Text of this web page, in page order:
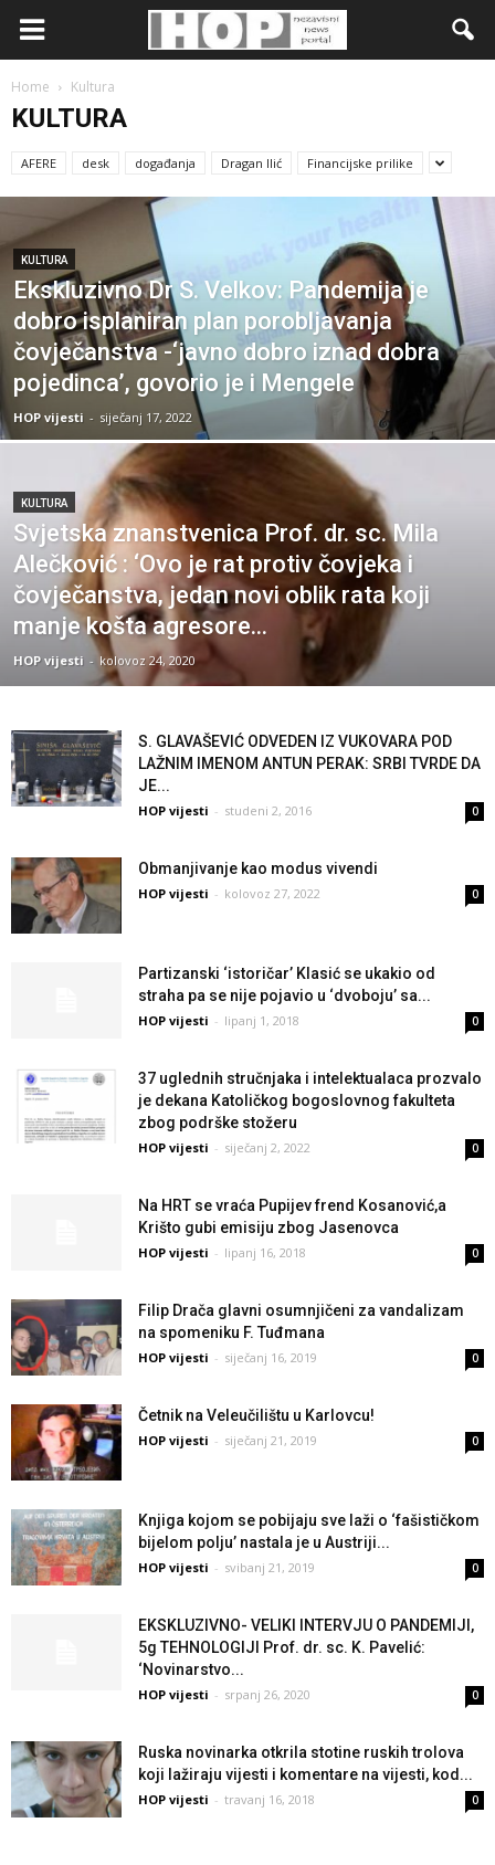
Home Kultura
KULTURA
AFERE desk događanja Dragan Ilić Financijske prilike
KULTURA
Ekskluzivno Dr S. Velkov: Pandemija je
dobro isplaniran plan porobljavanja
čovječanstva -‘javno dobro iznad dobra
pojedinca’, govorio je i Mengele
HOP vijesti - siječanj 17, 2022
KULTURA
Svjetska znanstvenica Prof. dr. sc. Mila
Alečković : ‘Ovo je rat protiv čovjeka i
čovječanstva, jedan novi oblik rata koji
manje košta agresore...
HOP vijesti - kolovoz 24, 2020
S. GLAVAŠEVIĆ ODVEDEN IZ VUKOVARA POD
LAŽNIM IMENOM ANTUN PERAK: SRBI TVRDE DA
JE...
HOP vijesti - studeni 2, 2016 0
Obmanjivanje kao modus vivendi
HOP vijesti - kolovoz 27, 2022 0
Partizanski ‘istoričar’ Klasić se ukakio od
straha pa se nije pojavio u ‘dvoboju’ sa...
HOP vijesti - lipanj 1, 2018 0
37 uglednih stručnjaka i intelektualaca prozvalo
je dekana Katoličkog bogoslovnog fakulteta
zbog podrške stožeru
HOP vijesti - siječanj 2, 2022 0
Na HRT se vraća Pupijev frend Kosanović,a
Krišto gubi emisiju zbog Jasenovca
HOP vijesti - lipanj 16, 2018 0
Filip Drača glavni osumnjičeni za vandalizam
na spomeniku F. Tuđmana
HOP vijesti - siječanj 16, 2019 0
Četnik na Veleučilištu u Karlovcu!
HOP vijesti - siječanj 21, 2019 0
Knjiga kojom se pobijaju sve laži o ‘fašističkom
bijelom polju’ nastala je u Austriji...
HOP vijesti - svibanj 21, 2019 0
EKSKLUZIVNO- VELIKI INTERVJU O PANDEMIJI,
5g TEHNOLOGIJI Prof. dr. sc. K. Pavelić:
‘Novinarstvo...
HOP vijesti - srpanj 26, 2020 0
Ruska novinarka otkrila stotine ruskih trolova
koji lažiraju vijesti i komentare na vijesti, kod...
HOP vijesti - travanj 16, 2018 0